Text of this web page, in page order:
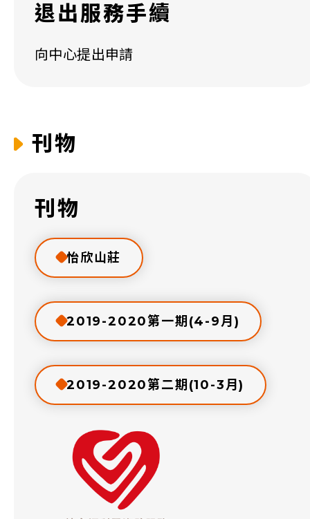
退出服務手續
向中心提出申請
刊物
刊物
怡欣山莊
2019-2020第一期(4-9月)
2019-2020第二期(10-3月)